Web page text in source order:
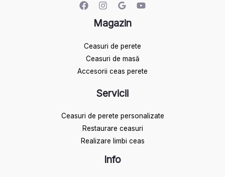
Magazin
Ceasuri de perete
Ceasuri de masă
Accesorii ceas perete
Servicii
Ceasuri de perete personalizate
Restaurare ceasuri
Realizare limbi ceas
Info